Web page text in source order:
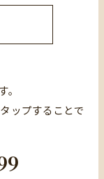
ップすることで